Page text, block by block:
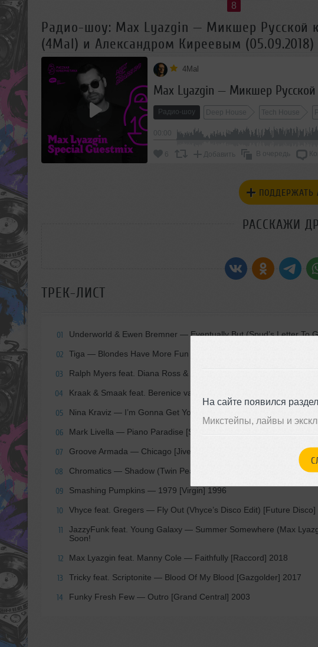
На сайте появился раздел
Микстейпы, лайвы и
8
Радио-шоу: Max Lyazgin — Микшер Русской
(4Mal) и Александром Киреевым (05.09.2018)
4Mal
Радио-шоу Deep House Tech House
6 Добавить В очередь
ПОДДЕРЖАТЬ
РАССКАЖИ
ТРЕК-ЛИСТ
01 Underworld & Ewen Bremner — Eventually But (Spud’s Letter To
02 Tiga — Blondes Have More Fun [Counter] 2016
03 Ralph Myers feat. Diana Ross & the Supremes — Something New
04 Kraak & Smaak feat. Berenice van Leer — My Mind’s Made Up
05 Nina Kraviz — I’m Gonna Get You [Le Bien Et Le Mal] 2014
06 Mark Livella — Piano Paradise [Scrambled] 2017
07 Groove Armada — Chicago [Jive Electro] 1999
08 Chromatics — Shadow (Twin Peaks OST) [Warner] 2017
09 Smashing Pumpkins — 1979 [Virgin] 1996
10 Vhyce feat. Gregers — Fly Out (Vhyce’s Disco Edit) [Future Disco]
11
JazzyFunk feat. Young Galaxy — Summer Somewhere (Max
Soon!
12 Max Lyazgin feat. Manny Cole — Faithfully [Raccord] 2018
13 Tricky feat. Scriptonite — Blood Of My Blood [Gazgolder] 2017
14 Funky Fresh Few — Outro [Grand Central] 2003